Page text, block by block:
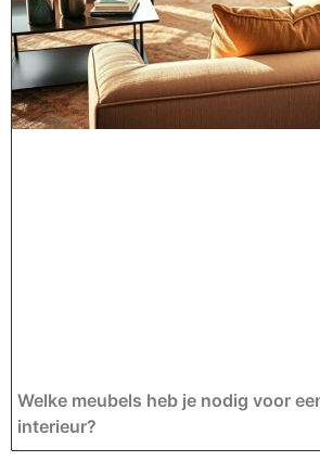
Welke meubels heb je nodig voor
interieur?